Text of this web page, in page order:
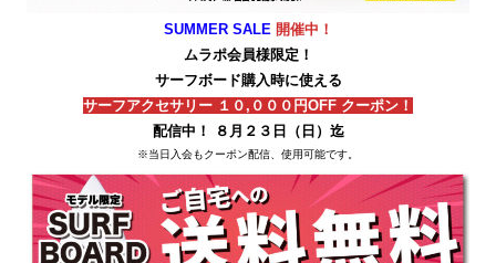
SUMMER SALE 開催中！
ムラポ会員様限定！
サーフボード購入時に使える
サーフアクセサリー １０,０００円OFF クーポン！
配信中！ ８月２３日（日）迄
※当日入会もクーポン配信、使用可能です。